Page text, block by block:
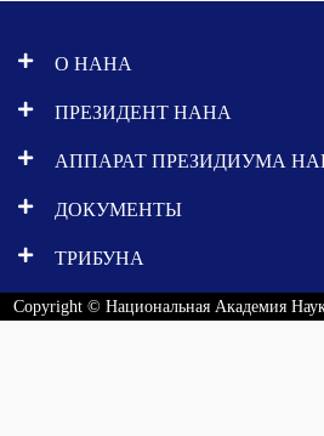
О НАНА
ПРЕЗИДЕНТ НАНА
АППАРАТ ПРЕЗИДИУМА
ДОКУМЕНТЫ
ТРИБУНА
Copyright © Национальная Академия